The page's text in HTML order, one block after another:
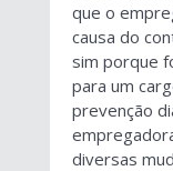
que o
causa do
sim porque
para um
prevenção
diversas